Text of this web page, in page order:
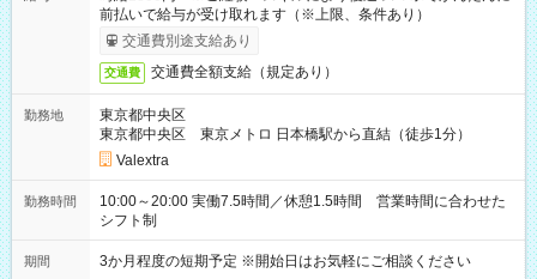
前払いで給与が受け取れます（※上限、条件あり）
交通費別途支給あり
交通費 交通費全額支給（規定あり）
勤務地
東京都中央区
東京都中央区 東京メトロ 日本橋駅から直結（徒歩1分）
Valextra
勤務時間
10:00～20:00 実働7.5時間／休憩1.5時間 営業時間に合わせた
シフト制
期間 3か月程度の短期予定 ※開始日はお気軽にご相談ください